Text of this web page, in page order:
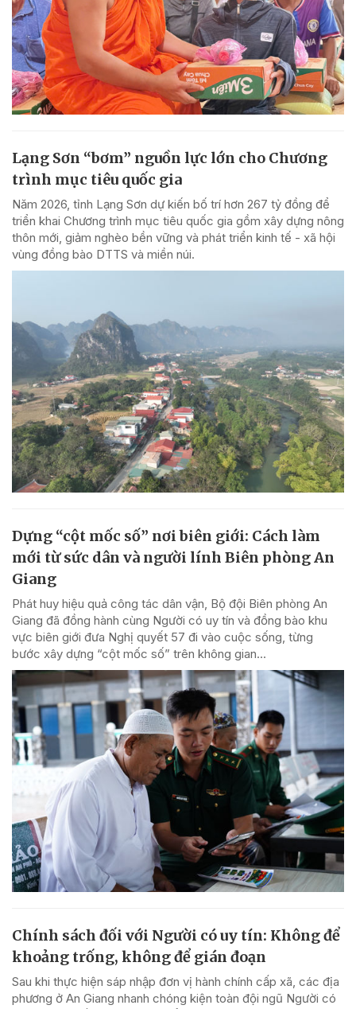
Lạng Sơn “bơm” nguồn lực lớn cho Chương
trình mục tiêu quốc gia
Năm 2026, tỉnh Lạng Sơn dự kiến bố trí hơn 267 tỷ đồng để
triển khai Chương trình mục tiêu quốc gia gồm xây dựng nông
thôn mới, giảm nghèo bền vững và phát triển kinh tế - xã hội
vùng đồng bào DTTS và miền núi.
Dựng “cột mốc số” nơi biên giới: Cách làm
mới từ sức dân và người lính Biên phòng An
Giang
Phát huy hiệu quả công tác dân vận, Bộ đội Biên phòng An
Giang đã đồng hành cùng Người có uy tín và đồng bào khu
vực biên giới đưa Nghị quyết 57 đi vào cuộc sống, từng
bước xây dựng “cột mốc số” trên không gian...
Chính sách đối với Người có uy tín: Không để
khoảng trống, không để gián đoạn
Sau khi thực hiện sáp nhập đơn vị hành chính cấp xã, các địa
phương ở An Giang nhanh chóng kiện toàn đội ngũ Người có